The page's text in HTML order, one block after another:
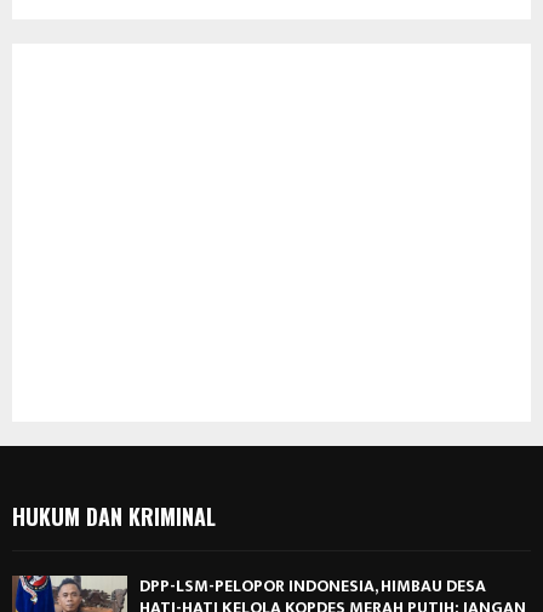
HUKUM DAN KRIMINAL
DPP-LSM-PELOPOR INDONESIA, HIMBAU DESA